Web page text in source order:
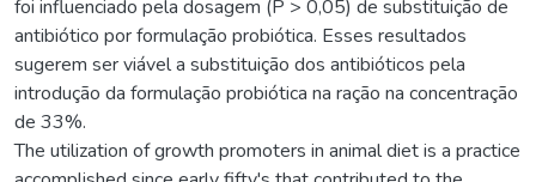
foi influenciado pela dosagem (P > 0,05) de substituição de
antibiótico por formulação probiótica. Esses resultados
sugerem ser viável a substituição dos antibióticos pela
introdução da formulação probiótica na ração na concentração
de 33%.
The utilization of growth promoters in animal diet is a practice